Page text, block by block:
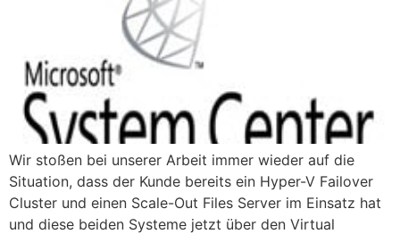
Wir stoßen bei unserer Arbeit immer wieder auf die
Situation, dass der Kunde bereits ein Hyper-V Failover
Cluster und einen Scale-Out Files Server im Einsatz hat
und diese beiden Systeme jetzt über den Virtual